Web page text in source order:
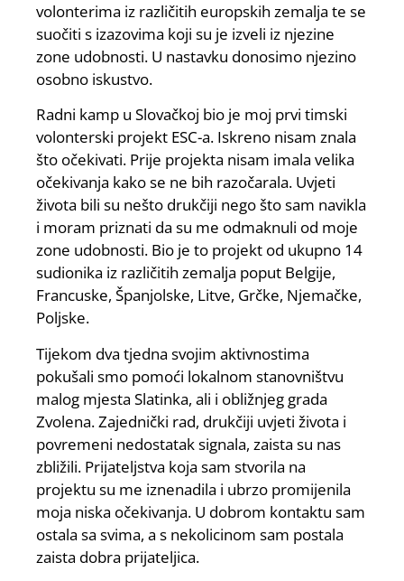
volonterima iz različitih europskih zemalja te se
suočiti s izazovima koji su je izveli iz njezine
zone udobnosti. U nastavku donosimo njezino
osobno iskustvo.
Radni kamp u Slovačkoj bio je moj prvi timski
volonterski projekt ESC-a. Iskreno nisam znala
što očekivati. Prije projekta nisam imala velika
očekivanja kako se ne bih razočarala. Uvjeti
života bili su nešto drukčiji nego što sam navikla
i moram priznati da su me odmaknuli od moje
zone udobnosti. Bio je to projekt od ukupno 14
sudionika iz različitih zemalja poput Belgije,
Francuske, Španjolske, Litve, Grčke, Njemačke,
Poljske.
Tijekom dva tjedna svojim aktivnostima
pokušali smo pomoći lokalnom stanovništvu
malog mjesta Slatinka, ali i obližnjeg grada
Zvolena. Zajednički rad, drukčiji uvjeti života i
povremeni nedostatak signala, zaista su nas
zbližili. Prijateljstva koja sam stvorila na
projektu su me iznenadila i ubrzo promijenila
moja niska očekivanja. U dobrom kontaktu sam
ostala sa svima, a s nekolicinom sam postala
zaista dobra prijateljica.